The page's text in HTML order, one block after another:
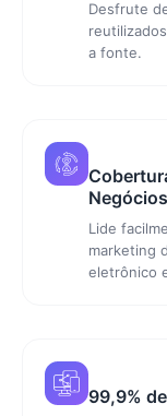
Desfrute
a fonte.
Negócios
Lide
marketing
eletrônico
99,9%